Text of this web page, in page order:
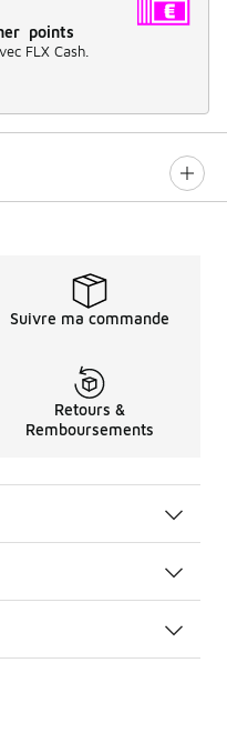
points
FLX Cash.
Suivre ma commande
Retours &
Remboursements